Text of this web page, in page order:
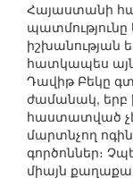
Հայաստանի
պատմությունը
իշխանության
հատկապես
Դավիթ Բեկը
ժամանակ, երբ
հաստատված
մարտնչող
գործոններ։
միայն